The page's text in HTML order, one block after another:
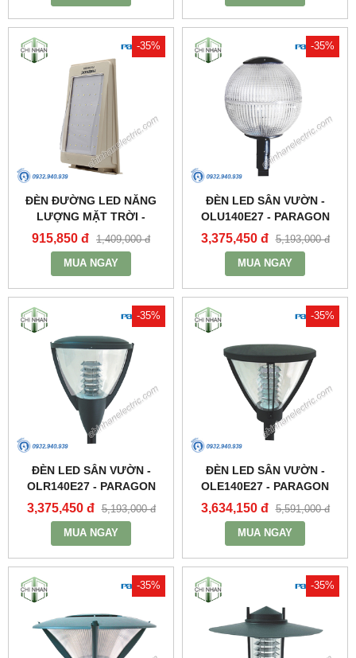
-35%
ĐÈN ĐƯỜNG LED NĂNG
LƯỢNG MẶT TRỜI -
PSOWA565 - PARAGON
915,850 đ 1,409,000 đ
MUA NGAY
-35%
ĐÈN LED SÂN VƯỜN -
OLU140E27 - PARAGON
3,375,450 đ 5,193,000 đ
MUA NGAY
-35%
ĐÈN LED SÂN VƯỜN -
OLR140E27 - PARAGON
3,375,450 đ 5,193,000 đ
MUA NGAY
-35%
ĐÈN LED SÂN VƯỜN -
OLE140E27 - PARAGON
3,634,150 đ 5,591,000 đ
MUA NGAY
-35% -35%